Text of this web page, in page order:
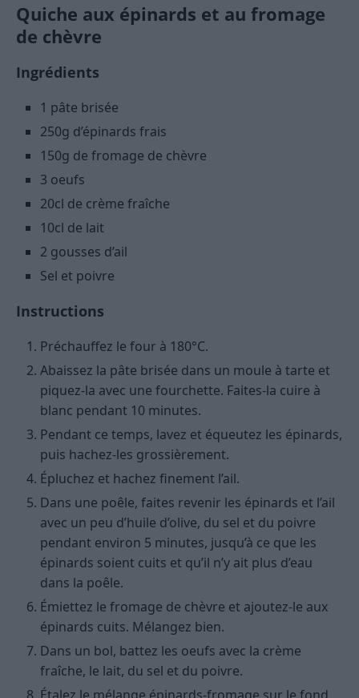
Quiche aux épinards et au fromage
de chèvre
Ingrédients
1 pâte brisée
250g d’épinards frais
150g de fromage de chèvre
3 oeufs
20cl de crème fraîche
10cl de lait
2 gousses d’ail
Sel et poivre
Instructions
Préchauffez le four à 180°C.
Abaissez la pâte brisée dans un moule à tarte et
piquez-la avec une fourchette. Faites-la cuire à
blanc pendant 10 minutes.
Pendant ce temps, lavez et équeutez les épinards,
puis hachez-les grossièrement.
Épluchez et hachez finement l’ail.
Dans une poêle, faites revenir les épinards et l’ail
avec un peu d’huile d’olive, du sel et du poivre
pendant environ 5 minutes, jusqu’à ce que les
épinards soient cuits et qu’il n’y ait plus d’eau
dans la poêle.
Émiettez le fromage de chèvre et ajoutez-le aux
épinards cuits. Mélangez bien.
Dans un bol, battez les oeufs avec la crème
fraîche, le lait, du sel et du poivre.